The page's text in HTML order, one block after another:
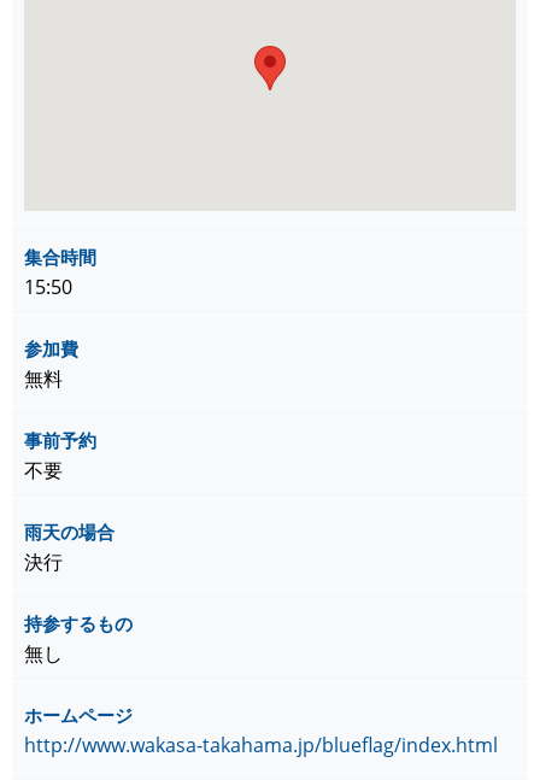
集合時間
15:50
参加費
無料
事前予約
不要
雨天の場合
決行
持参するもの
無し
ホームページ
http://www.wakasa-takahama.jp/blueflag/index.html